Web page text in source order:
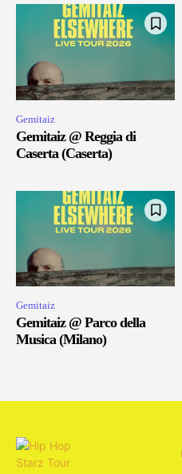
Gemitaiz
Gemitaiz @ Reggia di
Caserta (Caserta)
Gemitaiz
Gemitaiz @ Parco della
Musica (Milano)